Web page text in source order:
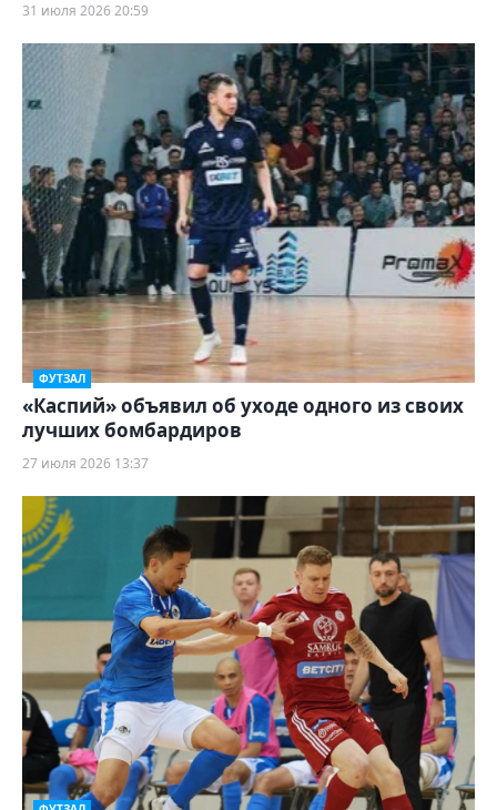
31 июля 2026 20:59
ФУТЗАЛ
«Каспий» объявил об уходе одного из своих
лучших бомбардиров
27 июля 2026 13:37